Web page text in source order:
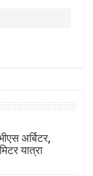
अर्बिटर,
यात्रा